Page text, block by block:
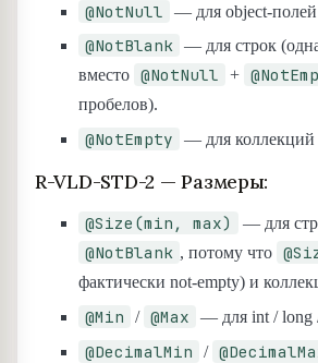
@NotNull — для object-
@NotBlank — для строк
вместо @NotNull +
пробелов).
@NotEmpty — для коллекций
R-VLD-STD-2 — Размеры:
@Size(min, max) — для
@NotBlank , потому что
фактически not-empty) и
@Min / @Max — для int / long
@DecimalMin /